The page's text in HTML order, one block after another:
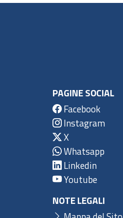
PAGINE SOCIAL
Facebook
Instagram
X
Whatsapp
Linkedin
Youtube
NOTE LEGALI